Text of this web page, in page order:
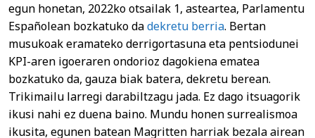
egun honetan, 2022ko otsailak 1, asteartea, Parlamentu
Españolean bozkatuko dadekretu berria. Bertan
musukoak eramateko derrigortasuna eta pentsiodunei
KPI-aren igoeraren ondorioz dagokiena ematea
bozkatuko da, gauza biak batera, dekretu berean.
Trikimailu larregi darabiltzagu jada. Ez dago itsuagorik
ikusi nahi ez duena baino. Mundu honen surrealismoa
ikusita, egunen batean Magritten harriak bezala airean